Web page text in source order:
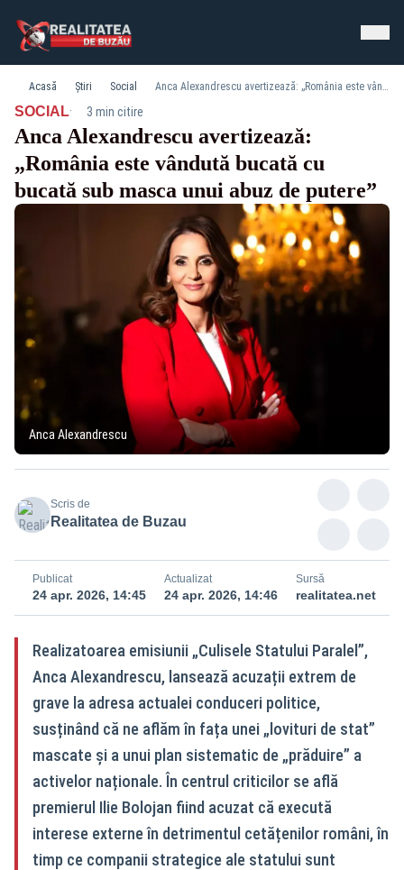
Acasă Știri Social Anca Alexandrescu avertizează: „România este vândută bucată cu bucată sub masca unui abuz de putere”
SOCIAL· 3 min citire
Anca Alexandrescu avertizează:
„România este vândută bucată cu
bucată sub masca unui abuz de putere”
Anca Alexandrescu
Scris de
Realitatea de Buzau
Publicat
24 apr. 2026, 14:45
Actualizat
24 apr. 2026, 14:46
Sursă
realitatea.net
Realizatoarea emisiunii „Culisele Statului Paralel”,
Anca Alexandrescu, lansează acuzații extrem de
grave la adresa actualei conduceri politice,
susținând că ne aflăm în fața unei „lovituri de stat”
mascate și a unui plan sistematic de „prăduire” a
activelor naționale. În centrul criticilor se află
premierul Ilie Bolojan fiind acuzat că execută
interese externe în detrimentul cetățenilor români, în
timp ce companii strategice ale statului sunt